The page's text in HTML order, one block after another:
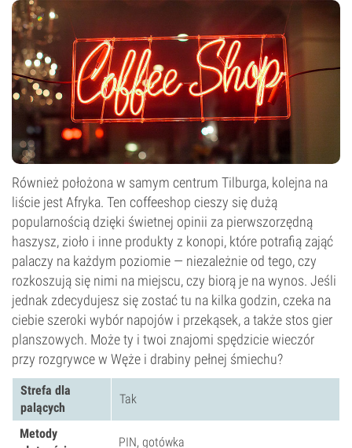
Również położona w samym centrum Tilburga, kolejna na
liście jest Afryka. Ten coffeeshop cieszy się dużą
popularnością dzięki świetnej opinii za pierwszorzędną
haszysz, zioło i inne produkty z konopi, które potrafią zająć
palaczy na każdym poziomie — niezależnie od tego, czy
rozkoszują się nimi na miejscu, czy biorą je na wynos. Jeśli
jednak zdecydujesz się zostać tu na kilka godzin, czeka na
ciebie szeroki wybór napojów i przekąsek, a także stos gier
planszowych. Może ty i twoi znajomi spędzicie wieczór
przy rozgrywce w Węże i drabiny pełnej śmiechu?
Strefa dla
palących
Tak
Metody
PIN, gotówka